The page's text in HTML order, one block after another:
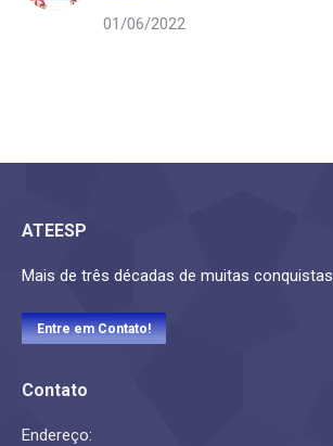
01/06/2022
ATEESP
Mais de três décadas de muitas conquistas
Entre em Contato!
Contato
Endereço: